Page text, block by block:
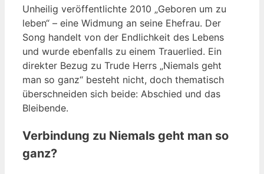
Unheilig veröffentlichte 2010 „Geboren um zu
leben“ – eine Widmung an seine Ehefrau. Der
Song handelt von der Endlichkeit des Lebens
und wurde ebenfalls zu einem Trauerlied. Ein
direkter Bezug zu Trude Herrs „Niemals geht
man so ganz“ besteht nicht, doch thematisch
überschneiden sich beide: Abschied und das
Bleibende.
Verbindung zu Niemals geht man so
ganz?